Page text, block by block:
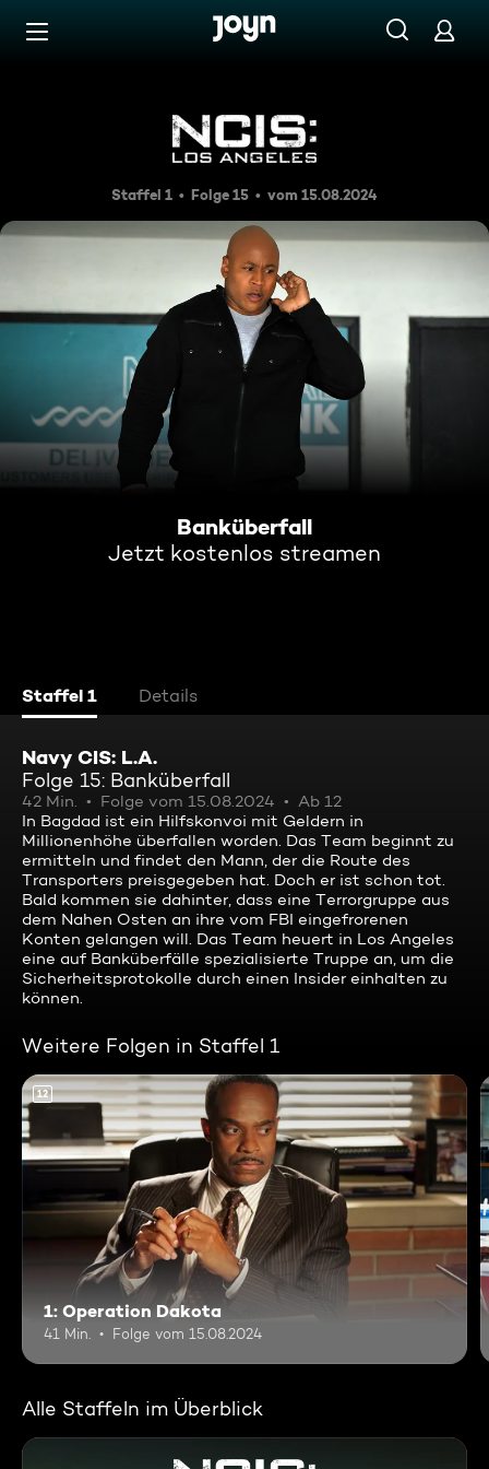
Zum Inhalt springen
Banküberfall
Staffel 1 Folge 15 vom 15.08.2024
Banküberfall
Jetzt kostenlos streamen
Staffel 1 Details
Navy CIS: L.A.
Folge 15: Banküberfall
42 Min. Folge vom 15.08.2024
Ab 12
In Bagdad ist ein Hilfskonvoi mit Geldern in
Millionenhöhe überfallen worden. Das Team beginnt zu
ermitteln und findet den Mann, der die Route des
Transporters preisgegeben hat. Doch er ist schon tot.
Bald kommen sie dahinter, dass eine Terrorgruppe aus
dem Nahen Osten an ihre vom FBI eingefrorenen
Konten gelangen will. Das Team heuert in Los Angeles
eine auf Banküberfälle spezialisierte Truppe an, um die
Sicherheitsprotokolle durch einen Insider einhalten zu
können.
Weitere Folgen in Staffel 1
12
1: Operation Dakota
41 Min. Folge vom 15.08.2024
Alle Staffeln im Überblick